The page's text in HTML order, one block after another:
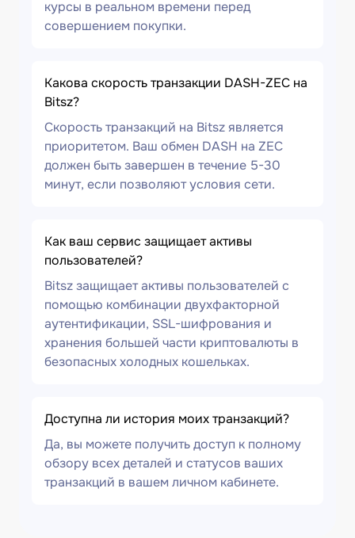
курсы в реальном времени перед
совершением покупки.
Какова скорость транзакции DASH-ZEC на
Bitsz?
Скорость транзакций на Bitsz является
приоритетом. Ваш обмен DASH на ZEC
должен быть завершен в течение 5-30
минут, если позволяют условия сети.
Как ваш сервис защищает активы
пользователей?
Bitsz защищает активы пользователей с
помощью комбинации двухфакторной
аутентификации, SSL-шифрования и
хранения большей части криптовалюты в
безопасных холодных кошельках.
Доступна ли история моих транзакций?
Да, вы можете получить доступ к полному
обзору всех деталей и статусов ваших
транзакций в вашем личном кабинете.